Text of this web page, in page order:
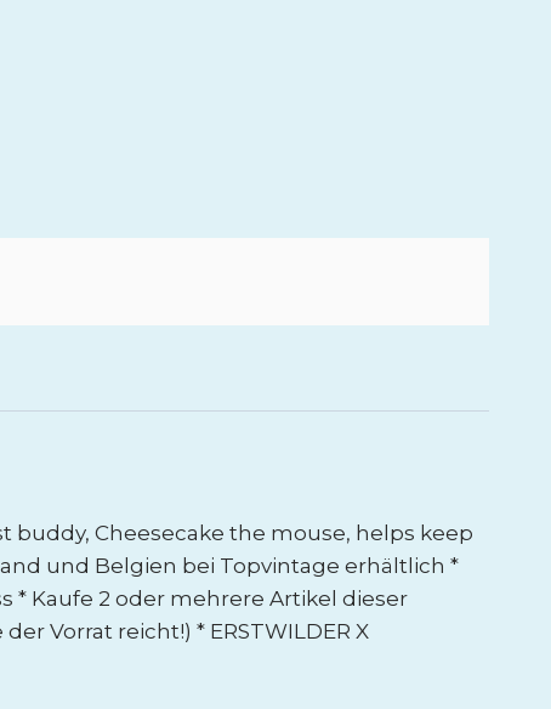
buddy, Cheesecake the mouse, helps keep
und Belgien bei Topvintage erhältlich *
Kaufe 2 oder mehrere Artikel dieser
Vorrat reicht!) * ERSTWILDER X